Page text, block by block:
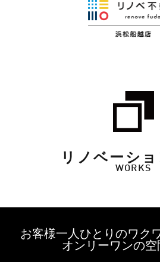
リノベーショ
WORKS
お客様一人ひとりのワク
オンリーワンの空